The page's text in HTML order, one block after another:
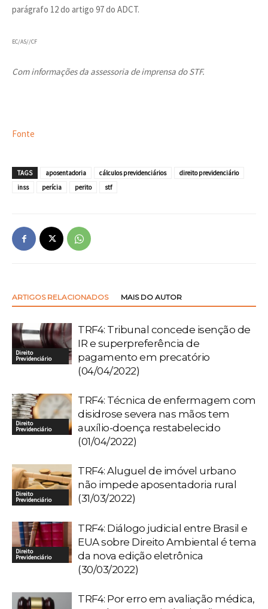
parágrafo 12 do artigo 97 do ADCT.
EC/AS//CF
Com informações da assessoria de imprensa do STF.
Fonte
TAGS aposentadoria cálculos previdenciários
direito previdenciário
inss
perícia perito stf
ARTIGOS RELACIONADOS MAIS DO AUTOR
Direito
Previdenciário
TRF4: Tribunal concede isenção de
IR e superpreferência de
pagamento em precatório
(04/04/2022)
Direito
Previdenciário
TRF4: Técnica de enfermagem com
disidrose severa nas mãos tem
auxílio-doença restabelecido
(01/04/2022)
Direito
Previdenciário
TRF4: Aluguel de imóvel urbano
não impede aposentadoria rural
(31/03/2022)
Direito
Previdenciário
TRF4: Diálogo judicial entre Brasil e
EUA sobre Direito Ambiental é tema
da nova edição eletrônica
(30/03/2022)
TRF4: Por erro em avaliação médica,